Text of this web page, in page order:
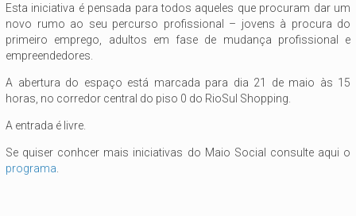
Esta iniciativa é pensada para todos aqueles que procuram dar um
novo rumo ao seu percurso profissional – jovens à procura do
primeiro emprego, adultos em fase de mudança profissional e
empreendedores.
A abertura do espaço está marcada para dia 21 de maio às 15
horas, no corredor central do piso 0 do RioSul Shopping.
A entrada é livre.
Se quiser conhcer mais iniciativas do Maio Social consulte aqui o
programa